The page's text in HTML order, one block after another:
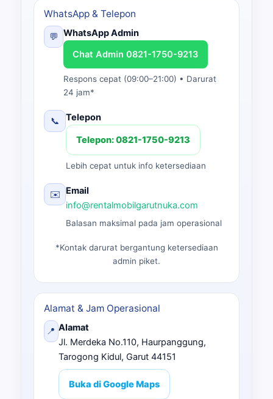
WhatsApp & Telepon
💬 WhatsApp Admin
Chat Admin 0821-1750-9213
Respons cepat (09:00–21:00) • Darurat
24 jam*
📞 Telepon
Telepon: 0821-1750-9213
Lebih cepat untuk info ketersediaan
✉️
Email
info@rentalmobilgarutnuka.com
Balasan maksimal pada jam operasional
*Kontak darurat bergantung ketersediaan
admin piket.
Alamat & Jam Operasional
📍 Alamat
Jl. Merdeka No.110, Haurpanggung,
Tarogong Kidul, Garut 44151
Buka di Google Maps